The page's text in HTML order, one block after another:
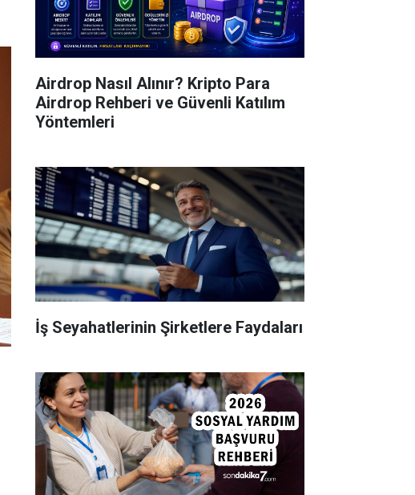
Airdrop Nasıl Alınır? Kripto Para
Airdrop Rehberi ve Güvenli Katılım
Yöntemleri
İş Seyahatlerinin Şirketlere Faydaları